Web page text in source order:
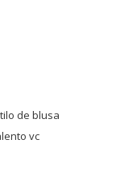
de blusa
vc